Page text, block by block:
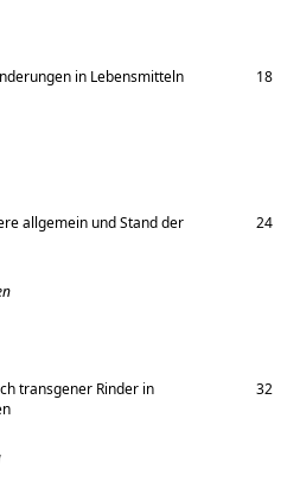
in Lebensmitteln 18
allgemein und Stand der
24
transgener Rinder in
32